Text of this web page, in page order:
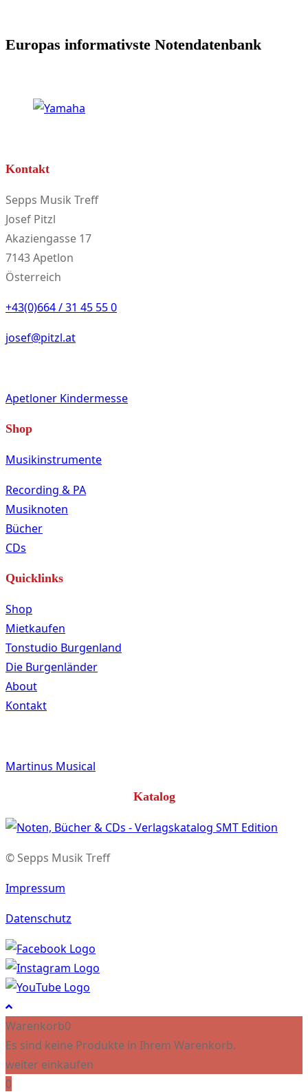
Europas informativste Notendatenbank
Kontakt
Sepps Musik Treff
Josef Pitzl
Akaziengasse 17
7143 Apetlon
Österreich
+43(0)664 / 31 45 55 0
josef@pitzl.at
Apetloner Kindermesse
Shop
Musikinstrumente
Recording & PA
Musiknoten
Bücher
CDs
Quicklinks
Shop
Mietkaufen
Tonstudio Burgenland
Die Burgenländer
About
Kontakt
Martinus Musical
Katalog
© Sepps Musik Treff
Impressum
Datenschutz
Warenkorb0
Es sind keine Produkte in Ihrem Warenkorb.
weiter einkaufen
0